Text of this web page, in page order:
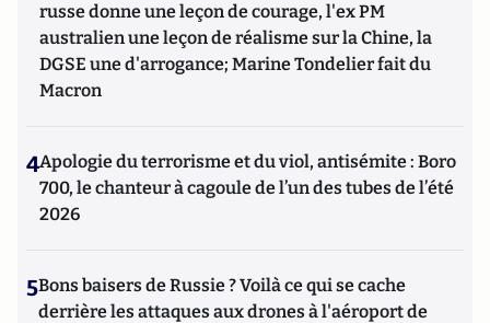
russe donne une leçon de courage, l'ex PM
australien une leçon de réalisme sur la Chine, la
DGSE une d'arrogance; Marine Tondelier fait du
Macron
4Apologie du terrorisme et du viol, antisémite : Boro
700, le chanteur à cagoule de l’un des tubes de l’été
2026
5Bons baisers de Russie ? Voilà ce qui se cache
derrière les attaques aux drones à l'aéroport de